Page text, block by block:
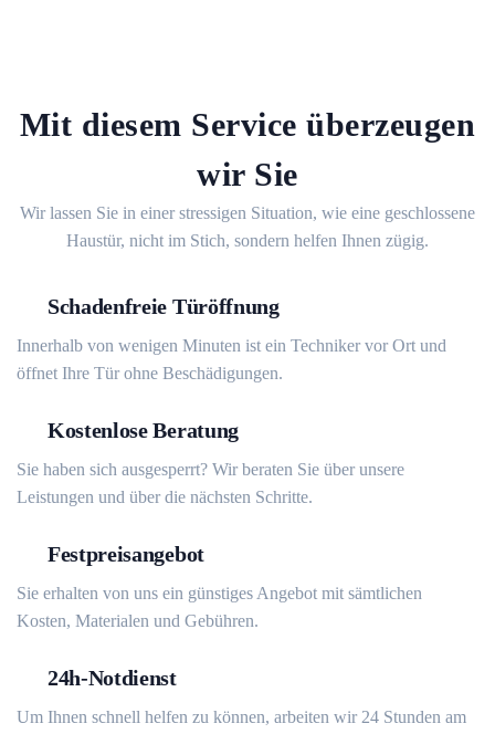
Mit diesem Service überzeugen
wir Sie
Wir lassen Sie in einer stressigen Situation, wie eine geschlossene
Haustür, nicht im Stich, sondern helfen Ihnen zügig.
Schadenfreie Türöffnung
Innerhalb von wenigen Minuten ist ein Techniker vor Ort und
öffnet Ihre Tür ohne Beschädigungen.
Kostenlose Beratung
Sie haben sich ausgesperrt? Wir beraten Sie über unsere
Leistungen und über die nächsten Schritte.
Festpreisangebot
Sie erhalten von uns ein günstiges Angebot mit sämtlichen
Kosten, Materialen und Gebühren.
24h-Notdienst
Um Ihnen schnell helfen zu können, arbeiten wir 24 Stunden am